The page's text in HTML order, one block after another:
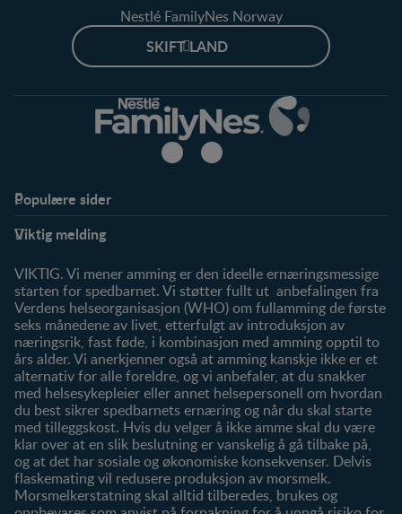
Nestlé FamilyNes Norway
SKIFT LAND
Populære sider
FAQ
Våre merker
Viktig melding
VIKTIG. Vi mener amming er den ideelle ernæringsmessige
starten for spedbarnet. Vi støtter fullt ut anbefalingen fra
Verdens helseorganisasjon (WHO) om fullamming de første
seks månedene av livet, etterfulgt av introduksjon av
næringsrik, fast føde, i kombinasjon med amming opptil to
års alder. Vi anerkjenner også at amming kanskje ikke er et
alternativ for alle foreldre, og vi anbefaler, at du snakker
med helsesykepleier eller annet helsepersonell om hvordan
du best sikrer spedbarnets ernæring og når du skal starte
med tilleggskost. Hvis du velger å ikke amme skal du være
klar over at en slik beslutning er vanskelig å gå tilbake på,
og at det har sosiale og økonomiske konsekvenser. Delvis
flaskemating vil redusere produksjon av morsmelk.
Morsmelkerstatning skal alltid tilberedes, brukes og